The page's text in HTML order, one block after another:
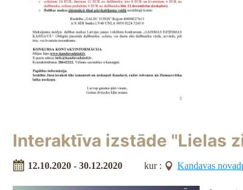
Interaktīva izstāde "Lielas
12.10.2020 - 30.12.2020 kur : Kandavas